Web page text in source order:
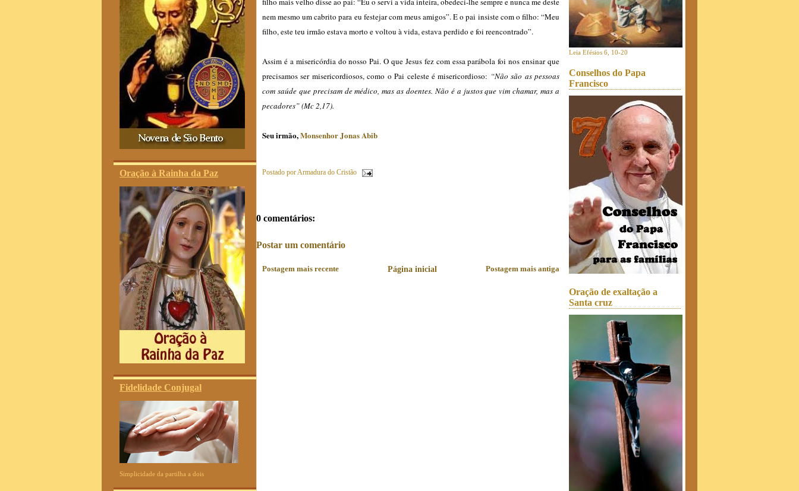
Oração à Rainha da Paz
Fidelidade Conjugal
Simplicidade da partilha a dois
nem mesmo um cabrito para eu festejar com meus amigos”. E o pai insiste com o filho: “Meu
filho, este teu irmão estava morto e voltou à vida, estava perdido e foi reencontrado”.
Assim é a misericórdia do nosso Pai. O que Jesus fez com essa parábola foi nos ensinar que
precisamos ser misericordiosos, como o Pai celeste é misericordioso: “Não são as pessoas
com saúde que precisam de médico, mas as doentes. Não é a justos que vim chamar, mas a
pecadores” (Mc 2,17).
Seu irmão,Monsenhor Jonas Abib
Postado porArmadura do Cristão
0 comentários:
Postar um comentário
Postagem mais recente Postagem mais antiga
Página inicial
Leia Efésios 6, 10-20
Conselhos do Papa
Francisco
Oração de exaltação a
Santa cruz